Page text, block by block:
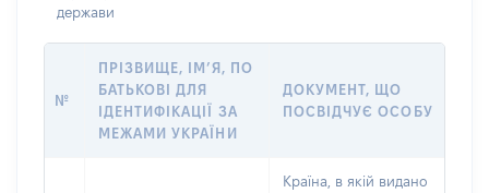
держави
№
ПРІЗВИЩЕ, ІМ’Я, ПО
БАТЬКОВІ ДЛЯ
ІДЕНТИФІКАЦІЇ ЗА
МЕЖАМИ УКРАЇНИ
ДОКУМЕНТ, ЩО
ПОСВІДЧУЄ ОСОБУ
Країна, в якій видано